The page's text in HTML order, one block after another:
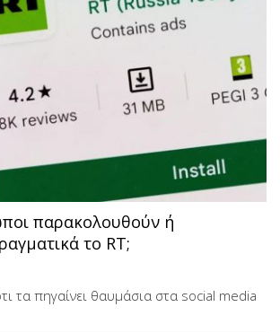
παρακολουθούν ή
το RT;
τα πηγαίνει θαυμάσια στα social media